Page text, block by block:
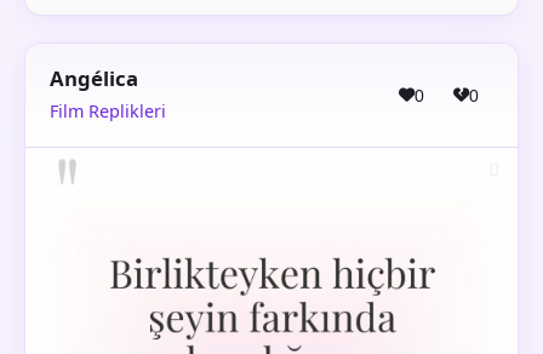
Angélica
Film Replikleri
0 0